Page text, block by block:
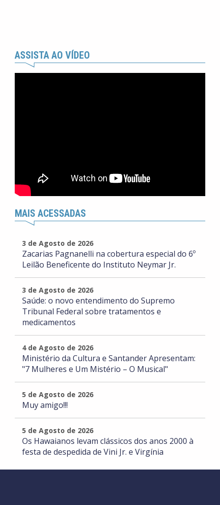
ASSISTA AO VÍDEO
MAIS ACESSADAS
3 de Agosto de 2026
Zacarias Pagnanelli na cobertura especial do 6º
Leilão Beneficente do Instituto Neymar Jr.
3 de Agosto de 2026
Saúde: o novo entendimento do Supremo
Tribunal Federal sobre tratamentos e
medicamentos
4 de Agosto de 2026
Ministério da Cultura e Santander Apresentam:
"7 Mulheres e Um Mistério – O Musical"
5 de Agosto de 2026
Muy amigo!!!
5 de Agosto de 2026
Os Hawaianos levam clássicos dos anos 2000 à
festa de despedida de Vini Jr. e Virgínia